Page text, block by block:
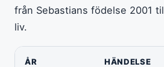
från Sebastians födelse 2001
liv.
ÅR HÄNDELSE